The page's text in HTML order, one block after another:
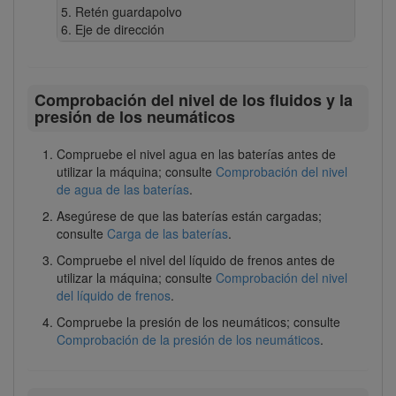
Retén guardapolvo
Eje de dirección
Comprobación del nivel de los fluidos y la
presión de los neumáticos
Compruebe el nivel agua en las baterías antes de
utilizar la máquina; consulte Comprobación del nivel
de agua de las baterías.
Asegúrese de que las baterías están cargadas;
consulte Carga de las baterías.
Compruebe el nivel del líquido de frenos antes de
utilizar la máquina; consulte Comprobación del nivel
del líquido de frenos.
Compruebe la presión de los neumáticos; consulte
Comprobación de la presión de los neumáticos.